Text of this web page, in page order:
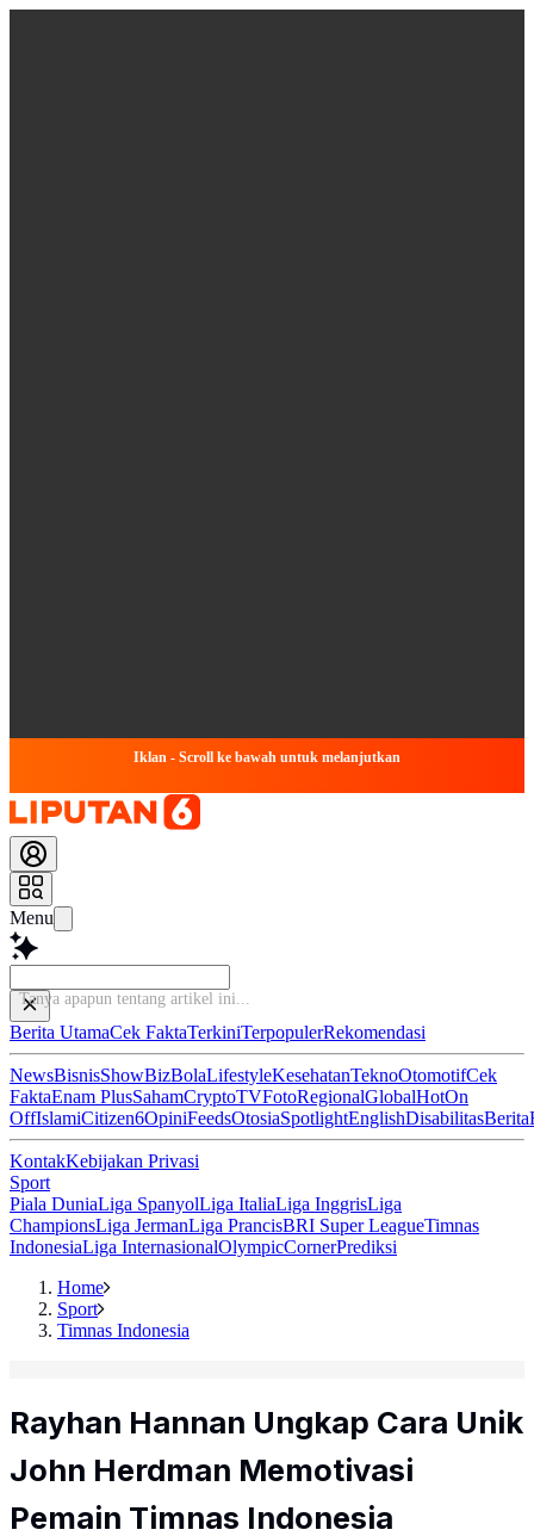
Iklan - Scroll ke bawah untuk melanjutkan
Menu
Tanya apapun
Berita UtamaCek FaktaTerkiniTerpopulerRekomendasi
NewsBisnisShowBizBolaLifestyleKesehatanTeknoOtomotifCek
FaktaEnam PlusSahamCryptoTVFotoRegionalGlobalHotOn
OffIslamiCitizen6OpiniFeedsOtosiaSpotlightEnglishDisabilitasBerita
KontakKebijakan Privasi
Sport
Piala DuniaLiga SpanyolLiga ItaliaLiga InggrisLiga
ChampionsLiga JermanLiga PrancisBRI Super LeagueTimnas
IndonesiaLiga InternasionalOlympicCornerPrediksi
Home
Sport
Timnas Indonesia
Rayhan Hannan Ungkap Cara Unik
John Herdman Memotivasi
Pemain Timnas Indonesia